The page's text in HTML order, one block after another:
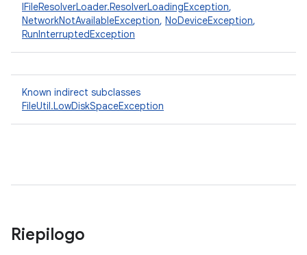
IFileResolverLoader.ResolverLoadingException,
NetworkNotAvailableException, NoDeviceException,
RunInterruptedException
Known indirect subclasses
FileUtil.LowDiskSpaceException
Riepilogo